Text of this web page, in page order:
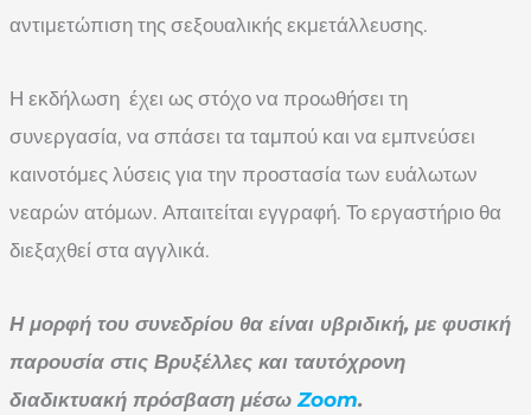
αντιμετώπιση της σεξουαλικής εκμετάλλευσης.
Η εκδήλωση έχει ως στόχο να προωθήσει τη
συνεργασία, να σπάσει τα ταμπού και να εμπνεύσει
καινοτόμες λύσεις για την προστασία των ευάλωτων
νεαρών ατόμων. Απαιτείται εγγραφή. Το εργαστήριο θα
διεξαχθεί στα αγγλικά.
Η μορφή του συνεδρίου θα είναι υβριδική, με φυσική
παρουσία στις Βρυξέλλες και ταυτόχρονη
διαδικτυακή πρόσβαση μέσω Zoom.